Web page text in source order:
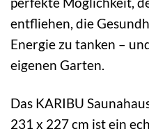
entfliehen, die
Energie zu tanken –
eigenen Garten.
Das KARIBU
231 x 227 cm ist ein